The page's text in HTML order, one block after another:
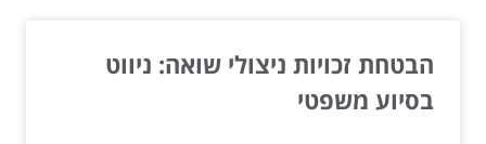
הבטחת זכויות ניצולי שואה: ניווט
בסיוע משפטי